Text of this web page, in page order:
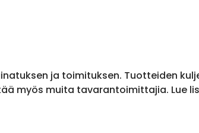
ja toimituksen. Tuotteiden
myös muita tavarantoimittajia. Lue